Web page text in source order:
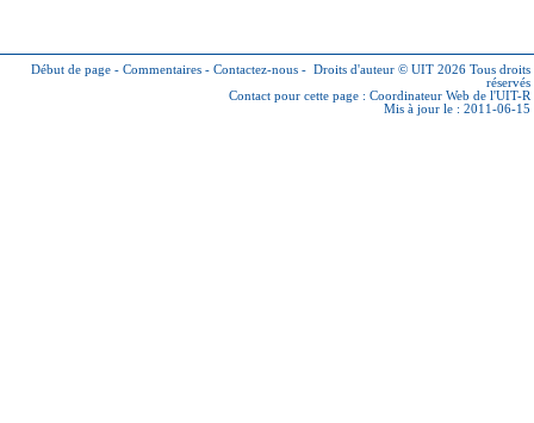
Début de page - Commentaires - Contactez-nous - Droits d'auteur © UIT 2026 Tous droits
réservés
Contact pour cette page : Coordinateur Web de l'UIT-R
Mis à jour le : 2011-06-15